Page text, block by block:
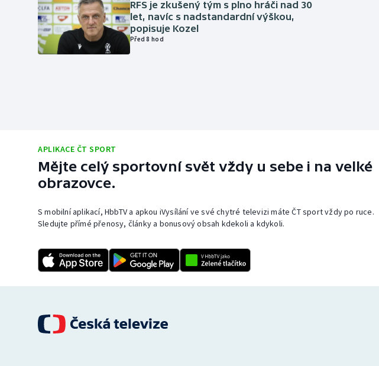
RFS je zkušený tým s plno hráči nad 30
let, navíc s nadstandardní výškou,
popisuje Kozel
Před 8 hod
APLIKACE ČT SPORT
Mějte celý sportovní svět vždy u sebe i na velké
obrazovce.
S mobilní aplikací, HbbTV a apkou iVysílání ve své chytré televizi máte ČT sport vždy po ruce.
Sledujte přímé přenosy, články a bonusový obsah kdekoli a kdykoli.